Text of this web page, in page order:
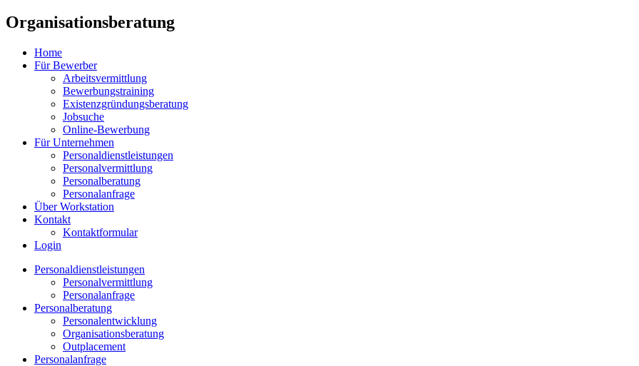
Organisationsberatung
Home
Für Bewerber
Arbeitsvermittlung
Bewerbungstraining
Existenzgründungsberatung
Jobsuche
Online-Bewerbung
Für Unternehmen
Personaldienstleistungen
Personalvermittlung
Personalberatung
Personalanfrage
Über Workstation
Kontakt
Kontaktformular
Login
Personaldienstleistungen
Personalvermittlung
Personalanfrage
Personalberatung
Personalentwicklung
Organisationsberatung
Outplacement
Personalanfrage